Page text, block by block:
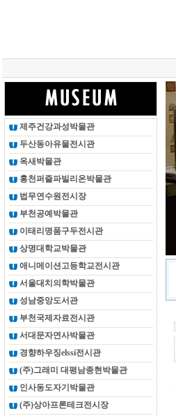
제주건강과성박물관
두산동아유물전시관
옥새박물관
홍천퍼즐파빌리온박물관
법무연수원전시장
부천공예박물관
이태리명품구두전시관
상명대학교박물관
애니메이션고등학교전시관
서울대치의학박물관
성남중앙도서관
부천국제자료전시관
서대문자연사박물관
경향하우징elssi전시관
(주)그래미 대평남종현박물관
인사동도자기박물관
(주)상아프론테크전시장